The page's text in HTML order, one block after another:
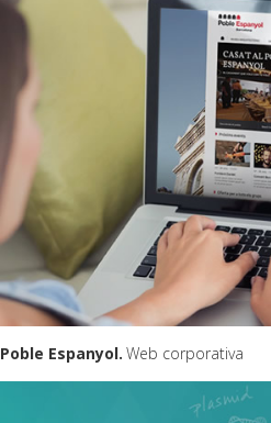
Poble Espanyol Web corporativa